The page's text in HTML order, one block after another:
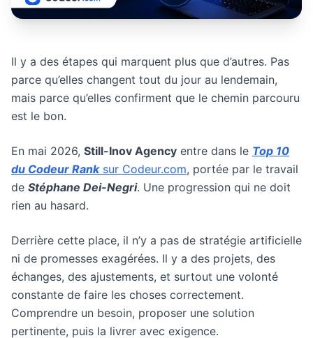
Il y a des étapes qui marquent plus que d’autres. Pas
parce qu’elles changent tout du jour au lendemain,
mais parce qu’elles confirment que le chemin parcouru
est le bon.
En mai 2026, Still-Inov Agency entre dans le Top 10
du Codeur Ranksur Codeur.com, portée par le travail
de Stéphane Dei-Negri. Une progression qui ne doit
rien au hasard.
Derrière cette place, il n’y a pas de stratégie artificielle
ni de promesses exagérées. Il y a des projets, des
échanges, des ajustements, et surtout une volonté
constante de faire les choses correctement.
Comprendre un besoin, proposer une solution
pertinente, puis la livrer avec exigence.